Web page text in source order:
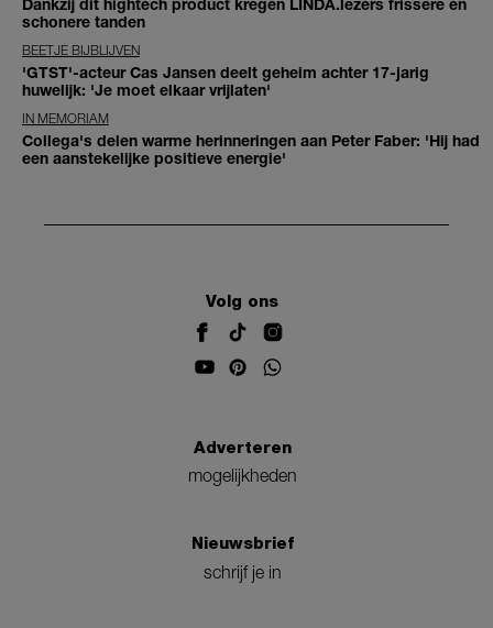
Dankzij dit hightech product kregen LINDA.lezers frissere en
schonere tanden
BEETJE BIJBLIJVEN
'GTST'-acteur Cas Jansen deelt geheim achter 17-jarig
huwelijk: 'Je moet elkaar vrijlaten'
IN MEMORIAM
Collega's delen warme herinneringen aan Peter Faber: 'Hij had
een aanstekelijke positieve energie'
Volg ons
Adverteren
mogelijkheden
Nieuwsbrief
schrijf je in